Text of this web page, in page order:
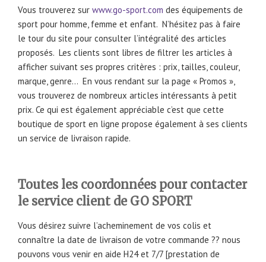
Vous trouverez sur www.go-sport.com des équipements de
sport pour homme, femme et enfant. N’hésitez pas à faire
le tour du site pour consulter l’intégralité des articles
proposés. Les clients sont libres de filtrer les articles à
afficher suivant ses propres critères : prix, tailles, couleur,
marque, genre… En vous rendant sur la page « Promos »,
vous trouverez de nombreux articles intéressants à petit
prix. Ce qui est également appréciable c’est que cette
boutique de sport en ligne propose également à ses clients
un service de livraison rapide.
Toutes les coordonnées pour contacter
le service client de GO SPORT
Vous désirez suivre l’acheminement de vos colis et
connaître la date de livraison de votre commande ?? nous
pouvons vous venir en aide H24 et 7/7 [prestation de